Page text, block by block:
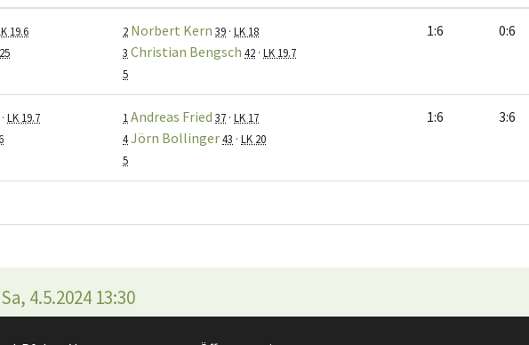
19.6
2 Norbert Kern 39 · LK 18
3 Christian Bengsch 42 · LK 19.7
5
1:6 0:6
· LK 19.7
1 Andreas Fried 37 · LK 17
4Jörn Bollinger43 · LK 20
5
1:6 3:6
Sa, 4.5.2024 13:30